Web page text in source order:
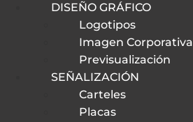
DISEÑO GRÁFICO
Logotipos
Imagen Corporativa
Previsualización
SEÑALIZACIÓN
Carteles
Placas